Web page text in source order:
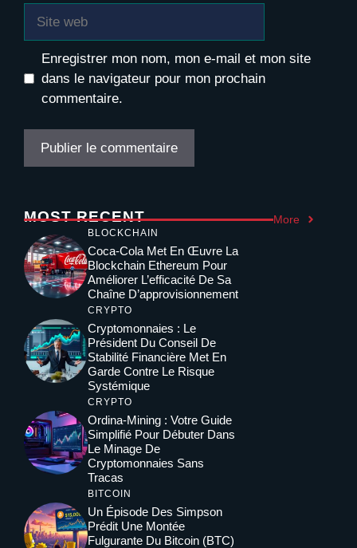
Enregistrer mon nom, mon e-mail et mon site
dans le navigateur pour mon prochain
commentaire.
MOST RECENT More
BLOCKCHAIN
Coca-Cola Met En Œuvre La
Blockchain Ethereum Pour
Améliorer L’efficacité De Sa
Chaîne D’approvisionnement
CRYPTO
Cryptomonnaies : Le
Président Du Conseil De
Stabilité Financière Met En
Garde Contre Le Risque
Systémique
CRYPTO
Ordina-Mining : Votre Guide
Simplifié Pour Débuter Dans
Le Minage De
Cryptomonnaies Sans
Tracas
BITCOIN
Un Épisode Des Simpson
Prédit Une Montée
Fulgurante Du Bitcoin (BTC)